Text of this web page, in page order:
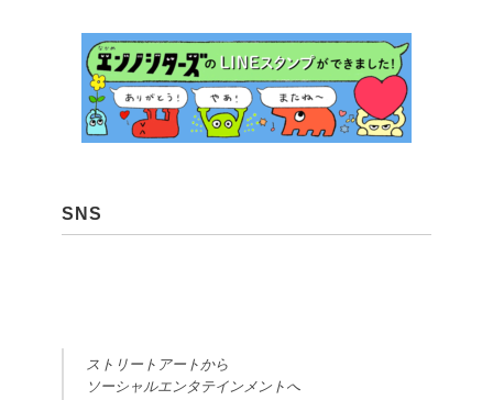
SNS
ストリートアートから
ソーシャルエンタテインメントへ